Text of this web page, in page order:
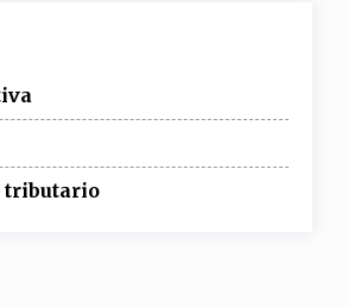
tributario